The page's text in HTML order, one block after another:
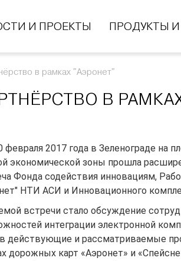
И ПРОЕКТЫ ПРОДУКТЫ И
в рамках "Аэронет"
В
февраля 2017 года в Зеленограде на
экономической зоны прошла
Фонда содействия инновациям,
НТИ АСИ и Инновационного
встречи стало обсуждение
интеграции электронной
действующие и рассматриваемые
дорожных карт «Аэронет» и